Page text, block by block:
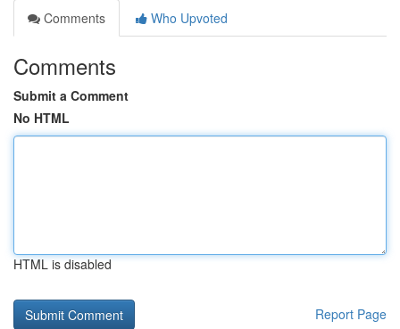
Comments
Who Upvoted
Comments
Submit a Comment
No HTML
HTML is disabled
Report Page